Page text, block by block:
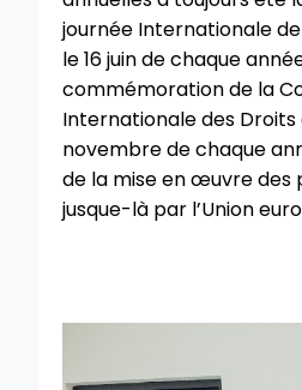
journée Internationale
le 16 juin de chaque
commémoration de la
Internationale des Droits
novembre de chaque
de la mise en œuvre des
jusque-là par l’Union